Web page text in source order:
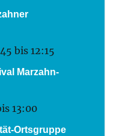
bis12:15
Marzahn-
13:00
Ortsgruppe